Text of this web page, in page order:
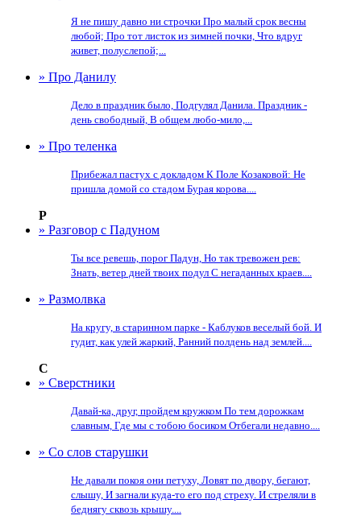
Я не пишу давно ни строчки Про малый срок весны
любой; Про тот листок из зимней почки, Что вдруг
живет, полуслепой;...
» Про Данилу
Дело в праздник было, Подгулял Данила. Праздник -
день свободный, В общем любо-мило,...
» Про теленка
Прибежал пастух с докладом К Поле Козаковой: Не
пришла домой со стадом Бурая корова....
Р
» Разговор с Падуном
Ты все ревешь, порог Падун, Но так тревожен рев:
Знать, ветер дней твоих подул С негаданных краев....
» Размолвка
На кругу, в старинном парке - Каблуков веселый бой. И
гудит, как улей жаркий, Ранний полдень над землей....
С
» Сверстники
Давай-ка, друг, пройдем кружком По тем дорожкам
славным, Где мы с тобою босиком Отбегали недавно....
» Со слов старушки
Не давали покоя они петуху, Ловят по двору, бегают,
слышу, И загнали куда-то его под стреху. И стреляли в
беднягу сквозь крышу....